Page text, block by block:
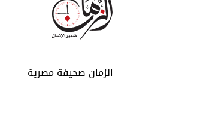
الزمان صحيفة مصرية